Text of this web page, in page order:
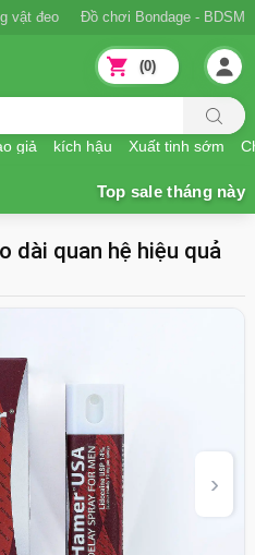
rush Quần dương vật đeo Đồ
giả kích hậu Xuất tinh sớm
(0)
dài quan hệ hiệu quả